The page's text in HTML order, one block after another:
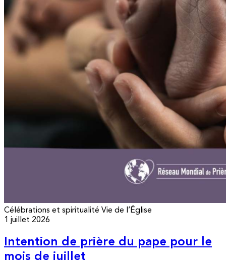
Célébrations et spiritualité Vie de l’Église
1 juillet 2026
Intention de prière du pape pour le
mois de juillet